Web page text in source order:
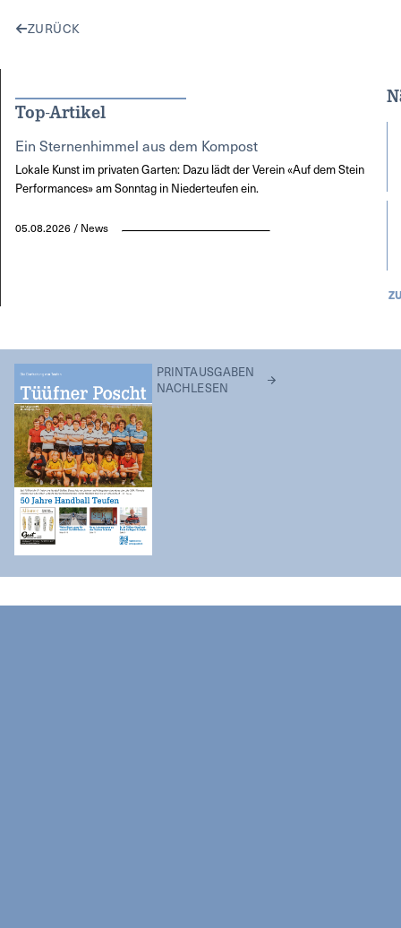
ZURÜCK
Top-Artikel
Ein Sternenhimmel aus dem Kompost
Lokale Kunst im privaten Garten: Dazu lädt der Verein «Auf dem Stein
Performances» am Sonntag in Niederteufen ein.
05.08.2026 / News
PRINTAUSGABEN
NACHLESEN